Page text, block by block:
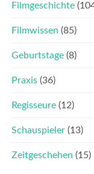
Filmgeschichte
Filmwissen (85)
Geburtstage (8)
Praxis (36)
Regisseure (12)
Schauspieler (13)
Zeitgeschehen (15)